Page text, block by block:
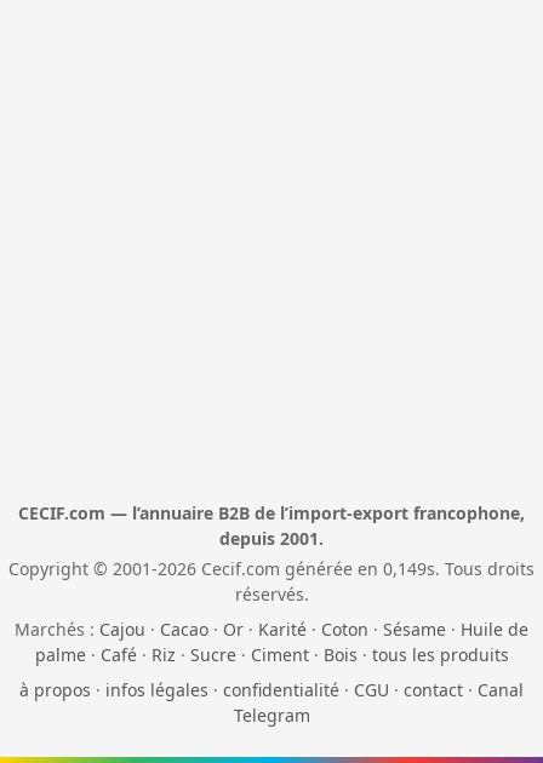
CECIF.com — l’annuaire B2B de l’import-export francophone,
depuis 2001.
Copyright © 2001-2026 Cecif.com générée en 0,149s. Tous droits
réservés.
Marchés : Cajou · Cacao · Or · Karité · Coton · Sésame · Huile de
palme· Café· Riz · Sucre· Ciment· Bois · tous les produits
à propos · infos légales · confidentialité · CGU · contact · Canal
Telegram